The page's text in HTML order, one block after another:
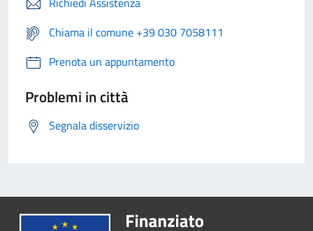
Chiama il comune +39 030 7058111
Prenota un appuntamento
Problemi in città
Segnala disservizio